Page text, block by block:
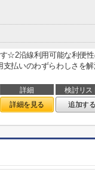
☆2沿線利用可能な利便
払いのわずらわしさを解
詳細
検討リス
詳細を見る 追加する